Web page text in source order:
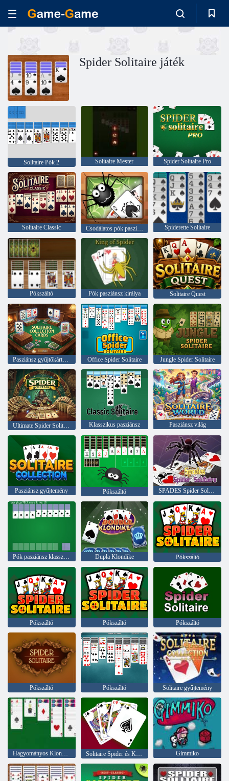
Spider Solitaire játék
Solitaire Pók 2 Solitaire Mester Spider Solitaire Pro
Solitaire Classic Csodálatos pók pasziánsz Spiderette Solitaire
Pókszáltó Pók pasziánsz királya Solitaire Quest
Pasziánsz gyűjtőkártyák Office Spider Solitaire Jungle Spider Solitaire
Klasszikus pasziánsz Pasziánsz világ
Pasziánsz gyűjtemény Pókszáltó SPADES Spider Solitaire
Pók pasziánsz klasszikus ver Dupla Klondike Pókszáltó
Pókszáltó Pókszáltó Pókszáltó
Pókszáltó Pókszáltó Solitaire gyűjtemény
Hagyományos Klondike Spider Solitaire Solitaire Spider és Klondike Gimmiko